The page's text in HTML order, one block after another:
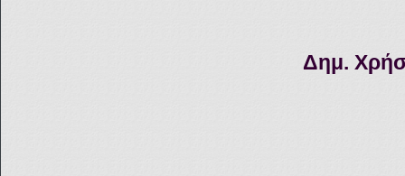
Δημ.